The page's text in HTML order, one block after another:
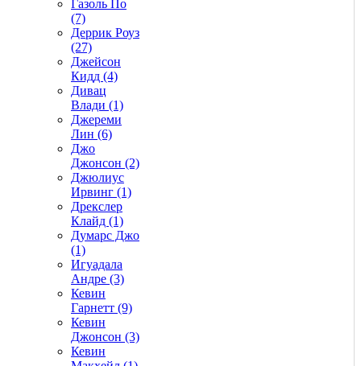
Газоль По
(7)
Деррик Роуз
(27)
Джейсон
Кидд (4)
Дивац
Влади (1)
Джереми
Лин (6)
Джо
Джонсон (2)
Джюлиус
Ирвинг (1)
Дрекслер
Клайд (1)
Думарс Джо
(1)
Игуадала
Андре (3)
Кевин
Гарнетт (9)
Кевин
Джонсон (3)
Кевин